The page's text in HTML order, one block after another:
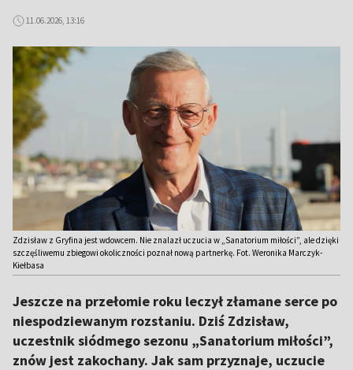
11.06.2026, 13:16
Zdzisław z Gryfina jest wdowcem. Nie znalazł uczucia w „Sanatorium miłości”, ale dzięki
szczęśliwemu zbiegowi okoliczności poznał nową partnerkę. Fot. Weronika Marczyk-
Kiełbasa
Jeszcze na przełomie roku leczył złamane serce po
niespodziewanym rozstaniu. Dziś Zdzisław,
uczestnik siódmego sezonu „Sanatorium miłości”,
znów jest zakochany. Jak sam przyznaje, uczucie